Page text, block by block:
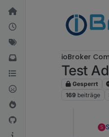
Weiter zum Inhalt
ioBroker
Test
Gesperrt
169 beiträge
S